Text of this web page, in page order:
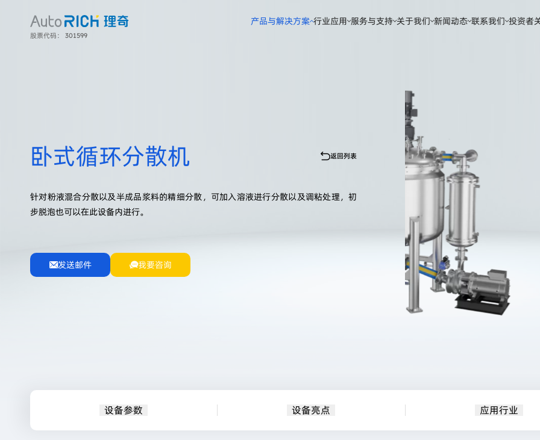
股票代码： 301599
产品与解决方案 行业应用 服务与支持 关于我们 新闻动态 联系我们 投资者
卧式循环分散机 返回列表
针对粉液混合分散以及半成品浆料的精细分散，可加入溶液进行分散以及调粘处理，初
步脱泡也可以在此设备内进行。
发送邮件 我要咨询
设备参数 设备亮点 应用行业